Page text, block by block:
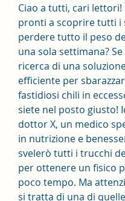
Ciao a tutti, cari lettori!
pronti a scoprire tutti i
perdere tutto il peso
una sola settimana?
ricerca di una
efficiente per
fastidiosi chili in
siete nel posto giusto!
dottor X, un medico
in nutrizione e
svelerò tutti i trucchi
per ottenere un fisico
poco tempo. Ma
si tratta di una di